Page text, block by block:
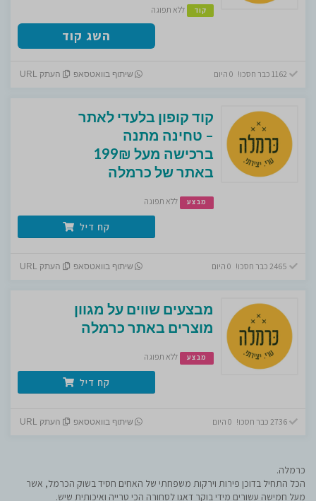
קוד ללא תפוגה
השג קוד
שיתוף בוואטסאפ העתק URL
קוד קופון בלעדי לאתר
– טחינה מתנה
ברכישה מעל 199₪
באתר של כרמלה
מבצע ללא תפוגה
קח דיל
שיתוף בוואטסאפ העתק URL
מבצעים שווים על מגוון
מוצרים באתר כרמלה
מבצע ללא תפוגה
קח דיל
2736 כבר חסכו! 0 היום שיתוף בוואטסאפ העתק URL
כרמלה.
הכל התחיל בדוכן פירות וירקות משפחתי של האחים חסיד בשוק הכרמל, אשר
מעל חמישה עשורים מידי בוקר דאגו לסחורה הכי טרייה ואיכותית שיש.